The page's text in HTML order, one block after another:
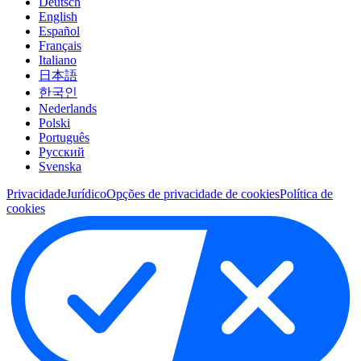
English
Español
Français
Italiano
日本語
한국인
Nederlands
Polski
Português
Pусский
Svenska
PrivacidadeJurídicoOpções de privacidade de cookiesPolítica de
cookies